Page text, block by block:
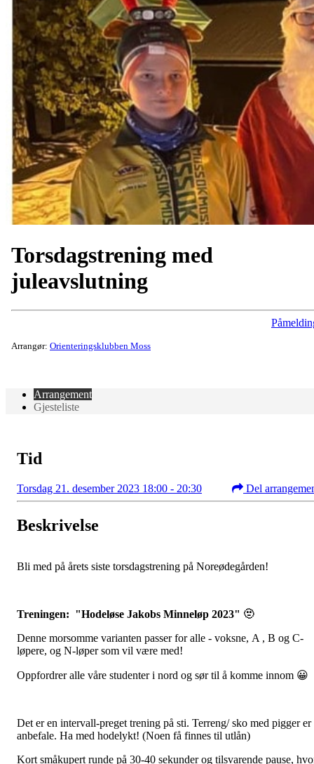
Torsdagstrening med
juleavslutning
Arrangør: Orienteringsklubben Moss
Arrangement
Gjesteliste
Tid
Torsdag 21. desember 2023 18:00 - 20:30 Del
Beskrivelse
Bli med på årets siste torsdagstrening på Noreødegården!
Treningen: "Hodeløse Jakobs Minneløp 2023" 🫥
Denne morsomme varianten passer for alle - voksne, A , B og C-
løpere, og N-løper som vil være med!
Oppfordrer alle våre studenter i nord og sør til å komme innom 😀
Det er en intervall-preget trening på sti. Terreng/ sko med pigger er
anbefale. Ha med hodelykt! (Noen få finnes til utlån)
Kort småkupert runde på 30-40 sekunder og tilsvarende pause,